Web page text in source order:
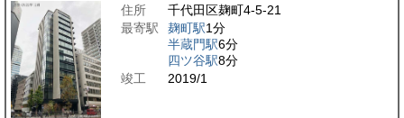
住所
千代田区麹町4-5-21
最寄駅
麹町駅1分
半蔵門駅6分
四ツ谷駅8分
竣工
2019/1